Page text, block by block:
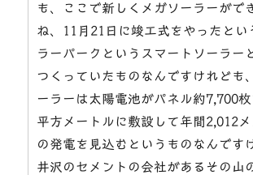
も、ここで新しくメガソーラーがで
ね、11月21日に竣工式をやったとい
ラーパークというスマートソーラー
つくっていたものなんですけれども
ーラーは太陽電池がパネル約7,700
平方メートルに敷設して年間2,012
の発電を見込むというものなんです
井沢のセメントの会社があるその山